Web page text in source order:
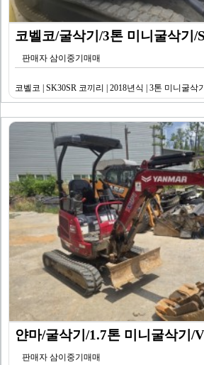
판매자 삼이중기매매
코벨코 | SK30SR 코끼리 | 2018년식 | 3톤 미니굴삭기
판매자 삼이중기매매